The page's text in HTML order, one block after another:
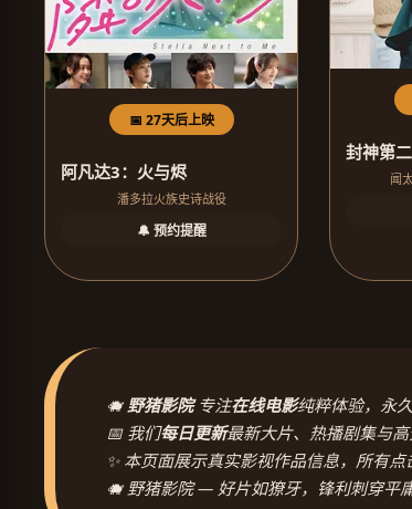
📅 27天后上映
阿凡达3：火与烬
潘多拉火族史诗战役
🔔 预约提醒
封神第
闻
🐗野猪影院专注在线电影纯粹体验，永久
📅 我们每日更新最新大片、热播剧集与高
✨ 本页面展示真实影视作品信息，所有
🐗 野猪影院 — 好片如獠牙，锋利刺穿平庸